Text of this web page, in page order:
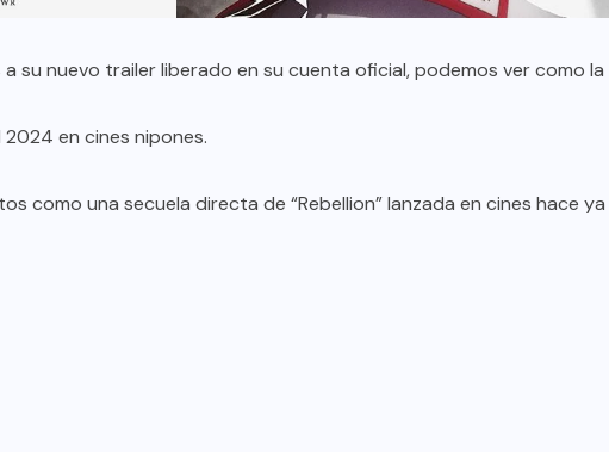
su nuevo trailer liberado en su cuenta oficial, podemos ver como
en cines nipones.
como una secuela directa de “Rebellion” lanzada en cines hace ya